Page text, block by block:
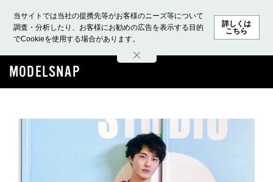
当サイトでは当社の提携先等がお客様のニーズ等について
調査・分析したり、お客様にお勧めの広告を表示する目的
でCookieを使用する場合があります。
詳しくは
こちら
ホーム モデル募集 ランキング ファッション ビューテ
MODELSNAP